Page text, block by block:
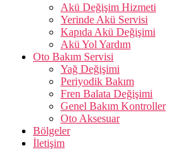
Akü Değişim Hizmeti
Yerinde Akü Servisi
Kapıda Akü Değişimi
Akü Yol Yardım
Oto Bakım Servisi
Yağ Değişimi
Periyodik Bakım
Fren Balata Değişimi
Genel Bakım Kontroller
Oto Aksesuar
Bölgeler
İletişim